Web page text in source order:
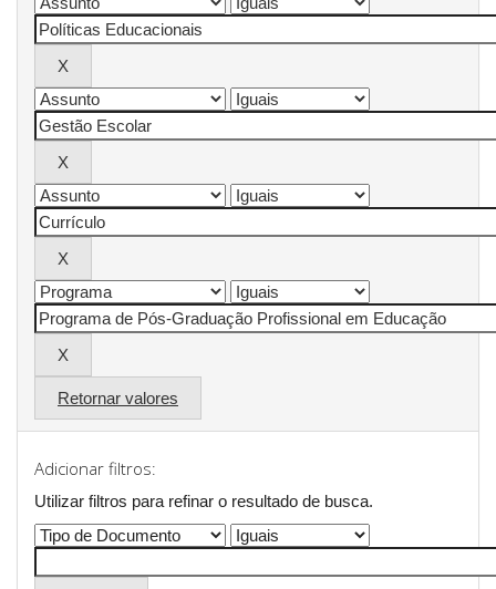
Retornar valores
Adicionar filtros:
Utilizar filtros para refinar o resultado de busca.